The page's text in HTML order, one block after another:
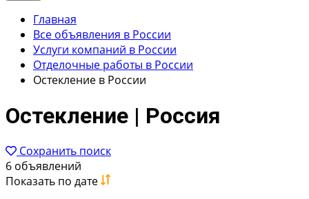
Главная
Все объявления в России
Услуги компаний в России
Отделочные работы в России
Остекление в России
Остекление | Россия
Сохранить поиск
6 объявлений
Показать по дате